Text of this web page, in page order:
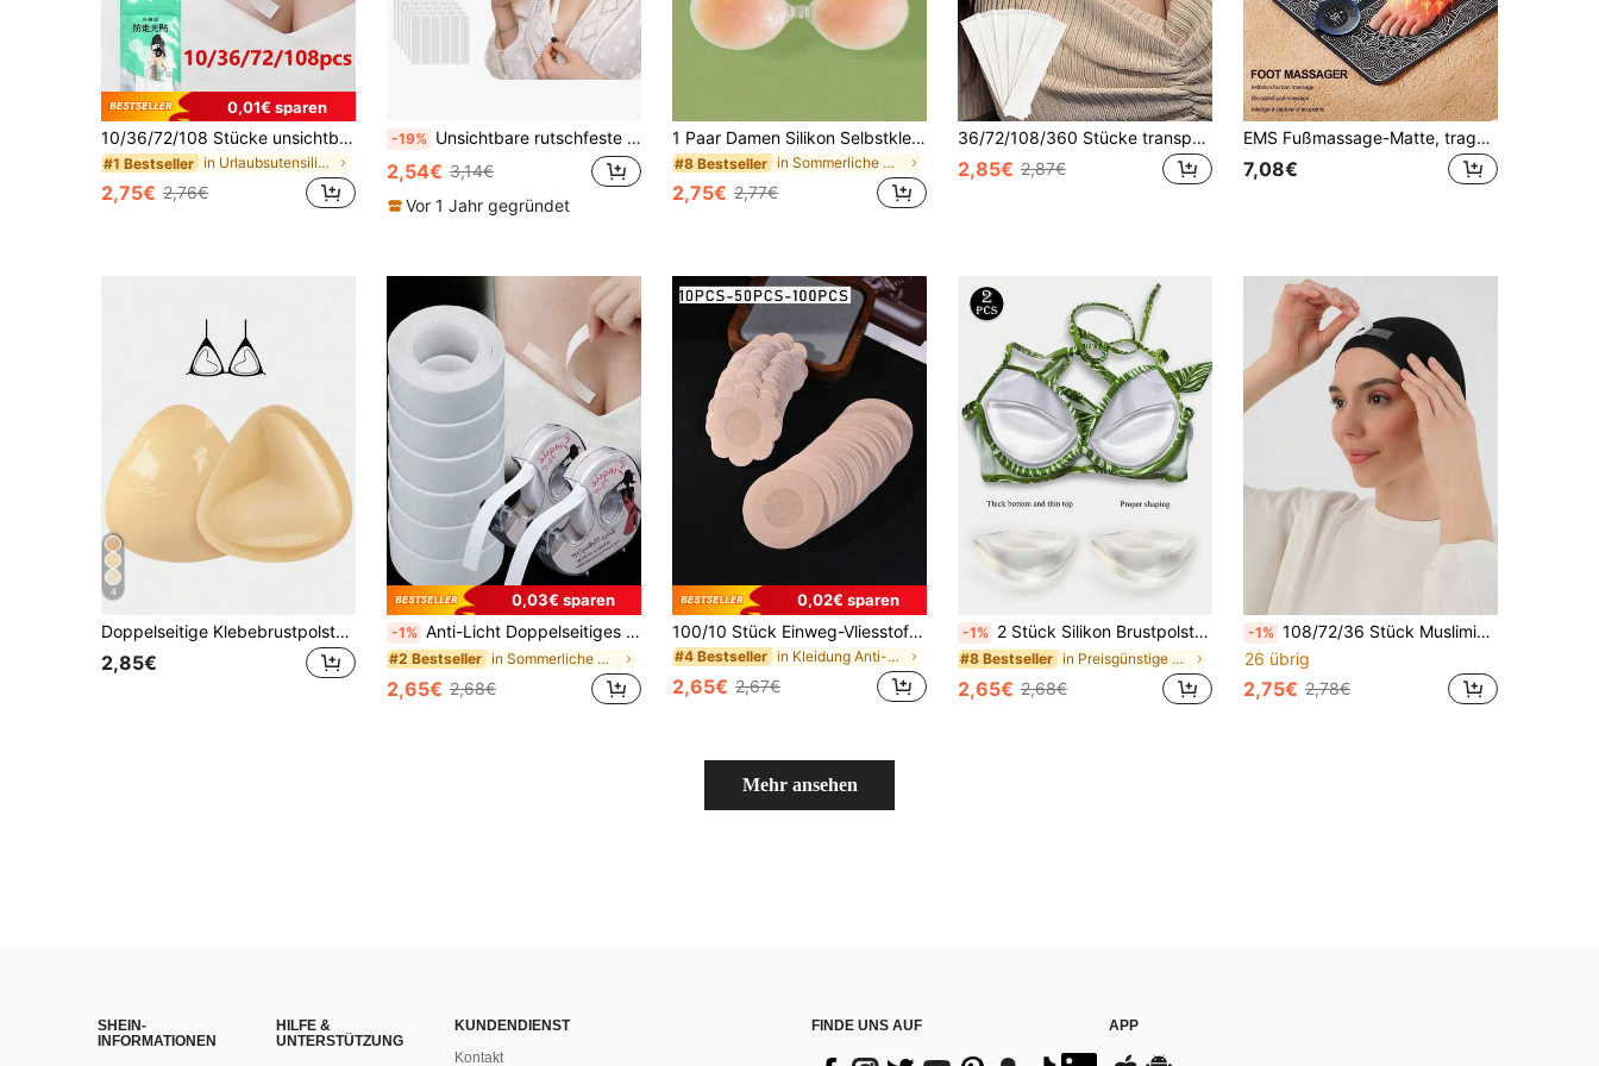
0,01€ sparen
10/36/72/108 Stücke unsichtbares doppelseitiges Klebeband für Frauen, Modeklebeband, Klebe-BH, Brustklebeband, rutschfeste Kleidungshilfen, Sommer-Körperklebeband, Anti-Expositions-Fixieraufkleber, Reise, Festival/Hochzeit/Camping/Reise-Essentials, Urlaubs-Essentials, Halloween
#1 Bestseller in Urlaubsutensilien Körperpflege-Tools
2,75€ 2,76€
-19% Unsichtbare rutschfeste Patches für Sommerbekleidung, Fixier-Accessoire für Damenbekleidung, doppelseitiges Klebeband, hervorragende Schweißresistenz, geeignet für Kleidung, Schals, Tops, Säume und Kragen, in drei Größen
2,54€ 3,14€
Vor 1 Jahr gegründet
1 Paar Damen Silikon Selbstklebender BH, mit unsichtbarem elastischem Band, trägerloses Push-Up Design, selbstklebender trägerloser unsichtbarer Stil, geeignet für Hochzeitskleid/Ballkleid und trägerlose Kleider
#8 Bestseller in Sommerliche Must-haves Karosserie-Anti-Reibungs
2,75€ 2,77€
36/72/108/360 Stücke transparentes doppelseitiges Klebeband für Frauen, spurloses unsichtbares Brust-Lifting-Klebeband, starkes Klebeband für Kleidungsstücke, rutschfeste Kleidung-Fixierungs-Aufkleber, Anti-Expositions- & Anti-Durchsichtig-Brust-Klebeband
2,85€ 2,87€
EMS Fußmassage-Matte, tragbare elektrische Muskelstimulations-Massageauflage, verbessert die Durchblutung, entlastet und entspannt die Füße
7,08€
4
Doppelseitige Klebebrustpolster, wasserdichte Klebekörbchen, Lift-Klebebrustpolster, geeignet für Büstenhalter-Futter, Brustvergrößerungsprodukte
2,85€
0,03€ sparen
-1% Anti-Licht Doppelseitiges Klebeband - Geeignet für Kleidung Brustkleben Körperklebeband Doppelseitiges Körperklebeband Selbstklebendes BH Kleidung Kleid Hemd Geheimaufkleber Transparentes Unterwäscheklebeband Anti-Nackt Unsichtbarer Brustpatch für Frauen Körper Haut
#2 Bestseller in Sommerliche Must-haves Karosserie-Anti-Reibungs
2,65€ 2,68€
0,02€ sparen
100/10 Stück Einweg-Vliesstoff Brustwarzen Patches in Kreisform, selbstklebend, unsichtbar, keine Spuren, blumenförmige Brustpads für Oberteile mit Trägern, blendfreie Brustwarzen Patches
#4 Bestseller in Kleidung Anti-Rutsch-Zubehör
2,65€ 2,67€
-1% 2 Stück Silikon Brustpolster, geeignet für kleine Büste, kann flache Brust voller erscheinen lassen, wasserdichte Fake Busen Verstärker Pads, Badeanzug Bikini BH Einsätze, Brustvergrößerungshilfe
#8 Bestseller in Preisgünstige Haushaltswaren Körperpflege-Tools
2,65€ 2,68€
-1% 108/72/36 Stück Muslimischer Kopftuch Zubehör, einfacher Stil Kopftuch, Sonnenschutzkappe, lässiger muslimischer Kopftuch mit rutschfestem doppelseitigem Klebeband
26 übrig
2,75€ 2,78€
Mehr ansehen
SHEIN-
INFORMATIONEN
HILFE &
UNTERSTÜTZUNG
KUNDENDIENST
Kontakt
FINDE UNS AUF APP